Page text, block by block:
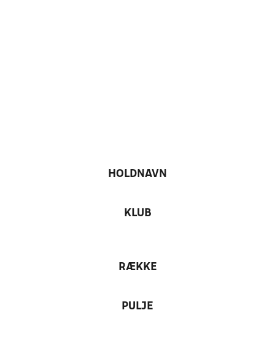
HOLDNAVN
KLUB
RÆKKE
PULJE